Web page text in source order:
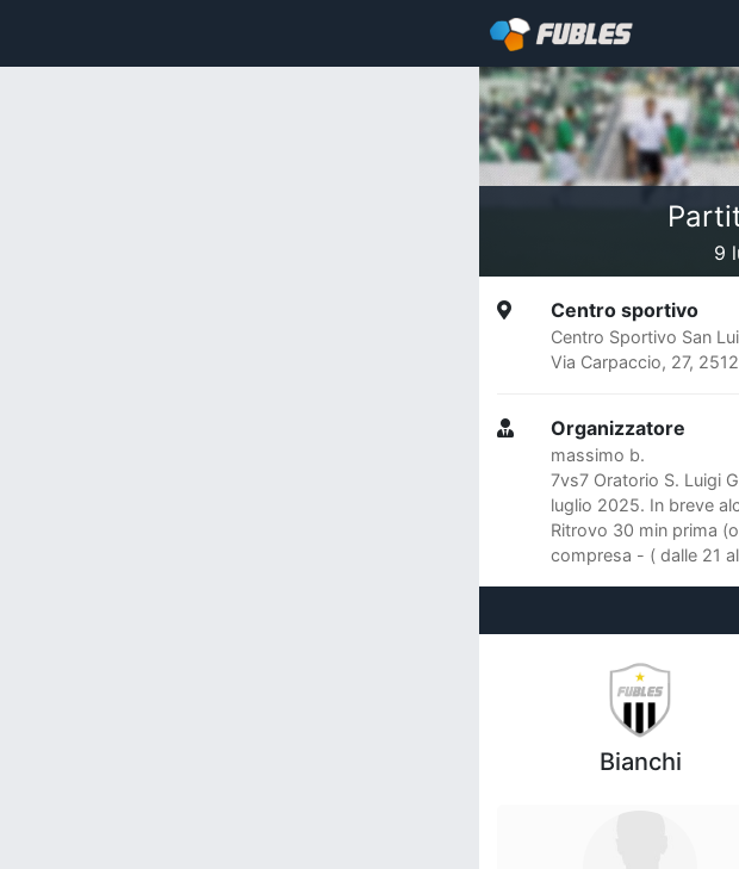
9
Centro sportivo
Centro Sportivo San
Via Carpaccio, 27,
Organizzatore
massimo b.
7vs7 Oratorio S. Luigi
luglio 2025. In breve
Ritrovo 30 min prima
compresa - ( dalle 21
Bianchi